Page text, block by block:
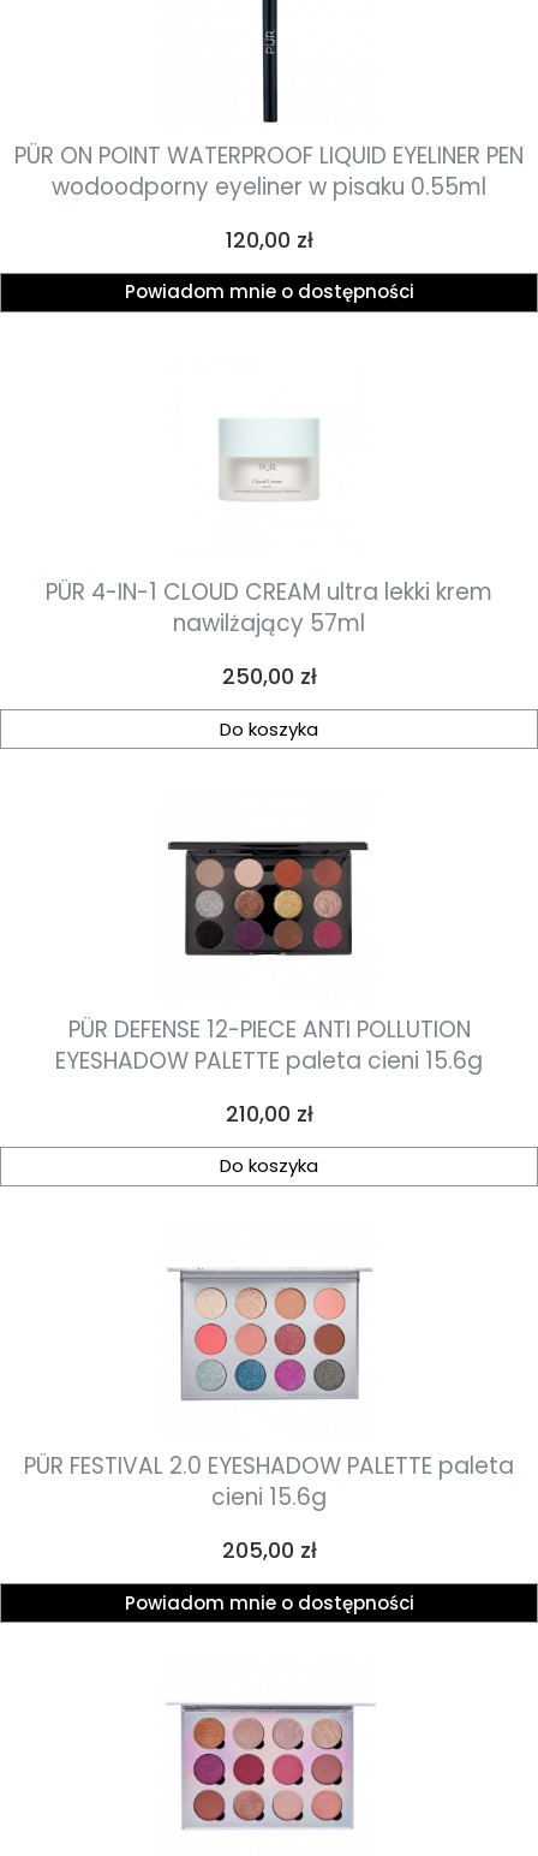
PÜR ON POINT WATERPROOF LIQUID EYELINER PEN
wodoodporny eyeliner w pisaku 0.55ml
Cena
120,00 zł
Powiadom mnie o dostępności
PÜR 4-IN-1 CLOUD CREAM ultra lekki krem
nawilżający 57ml
Cena
250,00 zł
Do koszyka
PÜR DEFENSE 12-PIECE ANTI POLLUTION
EYESHADOW PALETTE paleta cieni 15.6g
Cena
210,00 zł
Do koszyka
PÜR FESTIVAL 2.0 EYESHADOW PALETTE paleta
cieni 15.6g
Cena
205,00 zł
Powiadom mnie o dostępności